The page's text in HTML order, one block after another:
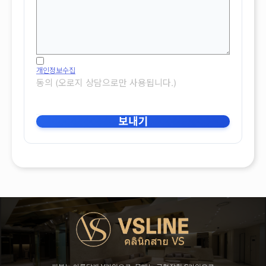
개인정보수집
동의 (오로지 상담으로만 사용됩니다.)
보내기